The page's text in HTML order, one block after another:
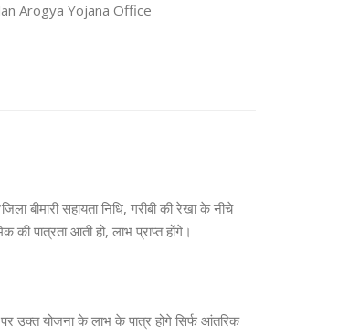
Arogya Yojana Office
बीमारी सहायता निधि, गरीबी की रेखा के नीचे
की पात्रता आती हो, लाभ प्राप्त होंगे।
उक्त योजना के लाभ के पात्र होगे सिर्फ आंतरिक